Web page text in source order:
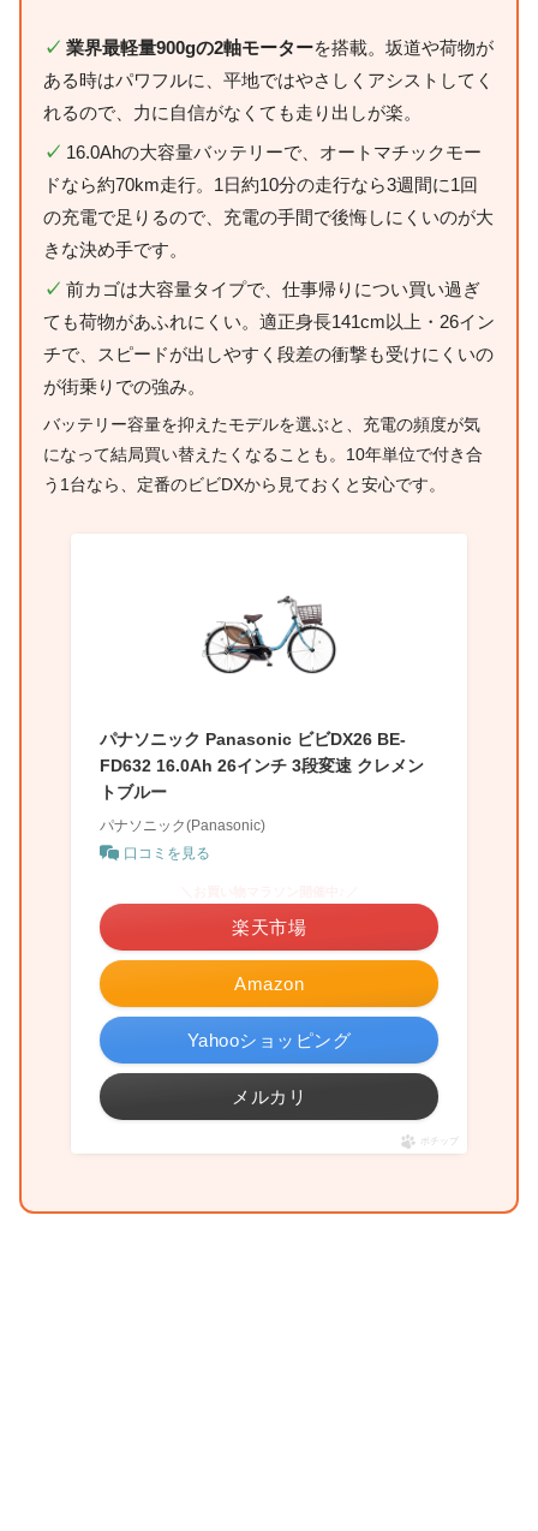
✓ 業界最軽量900gの2軸モーターを搭載。坂道や荷物が
ある時はパワフルに、平地ではやさしくアシストしてく
れるので、力に自信がなくても走り出しが楽。
✓ 16.0Ahの大容量バッテリーで、オートマチックモー
ドなら約70km走行。1日約10分の走行なら3週間に1回
の充電で足りるので、充電の手間で後悔しにくいのが大
きな決め手です。
✓ 前カゴは大容量タイプで、仕事帰りについ買い過ぎ
ても荷物があふれにくい。適正身長141cm以上・26イン
チで、スピードが出しやすく段差の衝撃も受けにくいの
が街乗りでの強み。
バッテリー容量を抑えたモデルを選ぶと、充電の頻度が気
になって結局買い替えたくなることも。10年単位で付き合
う1台なら、定番のビビDXから見ておくと安心です。
パナソニック Panasonic ビビDX26 BE-
FD632 16.0Ah 26インチ 3段変速 クレメン
トブルー
パナソニック(Panasonic)
口コミを見る
Amazon
楽天市場
Yahooショッピング
メルカリ
ポチップ